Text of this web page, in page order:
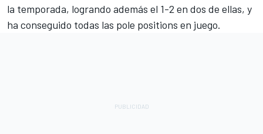
la temporada, logrando además el 1-2 en dos de ellas, y
ha conseguido todas las pole positions en juego.